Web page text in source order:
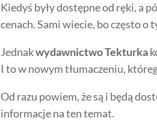
Kiedyś były dostępne od ręki, a
cenach. Sami wiecie, bo często
Jednakwydawnictwo Tekturka
I to w nowym tłumaczeniu,
Od razu powiem, że są i będą
informacje na ten temat.